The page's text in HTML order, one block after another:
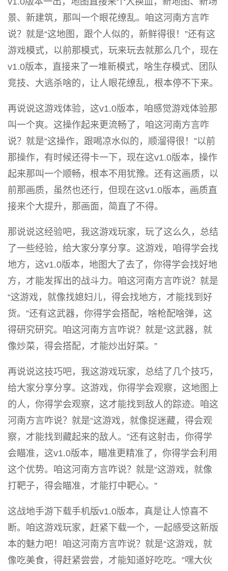
景、新建筑，那叫一个眼花缭乱。咱这河南方言咋
说？就是“这地图，跟个人似的，新鲜得很！”还有这
游戏模式，以前那模式，玩来玩去就那么几个，现在
v1.0版本，直接来了一堆新模式，啥生存模式、团队
竞技、大逃杀啥的，让人眼花缭乱，根本停不下来。
再说说这游戏体验，这v1.0版本，咱感觉游戏体验那
叫一个爽。这操作起来更流畅了，咱这河南方言咋
说？就是“这操作，跟喝凉水似的，顺溜得很！”以前
那操作，有时候还得卡一下，现在这v1.0版本，操作
起来那叫一个顺畅，根本不用犹豫。还有这画质，以
前那画质，虽然也还行，但现在这v1.0版本，画质直
接来个大提升，那画面，简直了不得。
那说说这经验吧，我这游戏玩家，玩了这么久，总结
了一些经验，给大家分享分享。这游戏，咱得学会找
地方，这v1.0版本，地图大了去了，你得学会找好地
方，才能发挥出的战斗力。咱这河南方言咋说？就是
“这游戏，就像找媳妇儿，得会找地方，才能找到好
货。”还有这武器，你得学会搭配，啥枪配啥弹，这
得研究研究。咱这河南方言咋说？就是“这武器，就
像炒菜，得会搭配，才能炒出好菜。”
再说说这技巧吧，我这游戏玩家，总结了几个技巧，
给大家分享分享。这游戏，你得学会观察，这地图上
的人，你得学会观察，这才能找到敌人的踪迹。咱这
河南方言咋说？就是“这游戏，就像捉迷藏，得会观
察，才能找到藏起来的敌人。”还有这射击，你得学
会瞄准，这v1.0版本，瞄准更精准了，你得学会利用
这个优势。咱这河南方言咋说？就是“这游戏，就像
打靶子，得会瞄准，才能打中靶心。”
这战地手游下载手机版v1.0版本，真是让人惊喜不
断。咱这游戏玩家，赶紧下载一个，一起感受这新版
本的魅力吧！咱这河南方言咋说？就是“这游戏，就
像吃美食，得赶紧尝尝，才能知道好吃吃。”嘿大伙